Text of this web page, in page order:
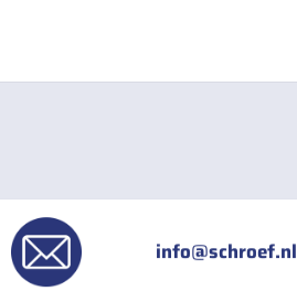
info@schroef.nl